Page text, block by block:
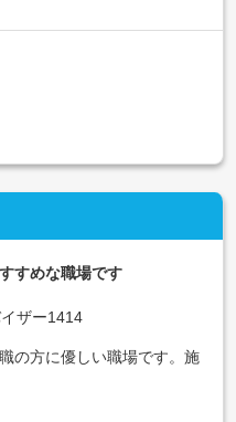
すめな職場です
の方に優しい職場です。施